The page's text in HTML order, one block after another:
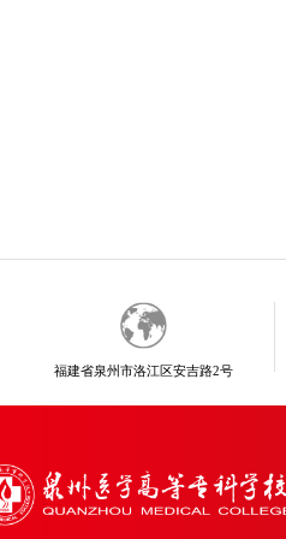
福建省泉州市洛江区安吉路2号